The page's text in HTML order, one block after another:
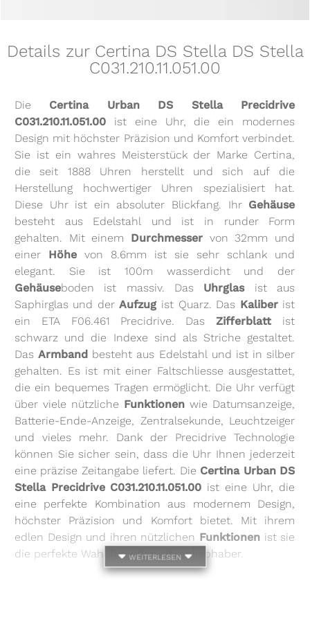
Details zur Certina DS Stella DS Stella
C031.210.11.051.00
Die Certina Urban DS Stella Precidrive
C031.210.11.051.00 ist eine Uhr, die ein modernes
Design mit höchster Präzision und Komfort verbindet.
Sie ist ein wahres Meisterstück der Marke Certina,
die seit 1888 Uhren herstellt und sich auf die
Herstellung hochwertiger Uhren spezialisiert hat.
Diese Uhr ist ein absoluter Blickfang. Ihr Gehäuse
besteht aus Edelstahl und ist in runder Form
gehalten. Mit einem Durchmesser von 32mm und
einer Höhe von 8.6mm ist sie sehr schlank und
elegant. Sie ist 100m wasserdicht und der
Gehäuseboden ist massiv. Das Uhrglasist aus
Saphirglas und derAufzugist Quarz. Das Kaliber ist
ein ETA F06.461 Precidrive. DasZifferblatt ist
schwarz und die Indexe sind als Striche gestaltet.
DasArmband besteht aus Edelstahl und ist in silber
gehalten. Es ist mit einer Faltschliesse ausgestattet,
die ein bequemes Tragen ermöglicht. Die Uhr verfügt
über viele nützliche Funktionen wie Datumsanzeige,
Batterie-Ende-Anzeige, Zentralsekunde, Leuchtzeiger
und vieles mehr. Dank der Precidrive Technologie
können Sie sicher sein, dass die Uhr Ihnen jederzeit
eine präzise Zeitangabe liefert. Die Certina Urban DS
Stella Precidrive C031.210.11.051.00 ist eine Uhr, die
eine perfekte Kombination aus modernem Design,
höchster Präzision und Komfort bietet. Mit ihrem
edlen Design und ihren nützlichen Funktionen ist sie
die perfekte Wahl für jeden Uhrenliebhaber.
weiterlesen